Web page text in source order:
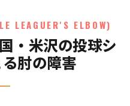
LEAGUER'S ELBOW)
・米沢の投球シ
肘の障害